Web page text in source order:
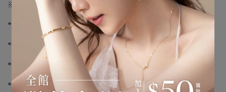
※購物須知※
*下單前請先詢問庫存，下單後3-5個工作天到貨
*不提供外島宅配服務
*如有溢膠、編織顏色不同、新品氣味不屬瑕疵範圍
*請您確認購買再下單，避免浪費資源